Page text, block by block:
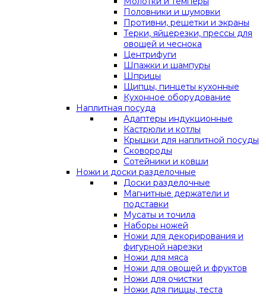
Половники и шумовки
Противни, решетки и экраны
Терки, яйцерезки, прессы для
овощей и чеснока
Центрифуги
Шпажки и шампуры
Шприцы
Щипцы, пинцеты кухонные
Кухонное оборудование
Наплитная посуда
Адаптеры индукционные
Кастрюли и котлы
Крышки для наплитной посуды
Сковороды
Сотейники и ковши
Ножи и доски разделочные
Доски разделочные
Магнитные держатели и
подставки
Мусаты и точила
Наборы ножей
Ножи для декорирования и
фигурной нарезки
Ножи для мяса
Ножи для овощей и фруктов
Ножи для очистки
Ножи для пиццы, теста